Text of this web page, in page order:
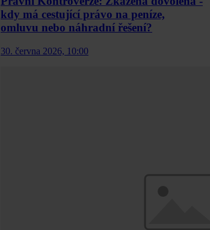
kdy má cestující právo na peníze,
omluvu nebo náhradní řešení?
30. června 2026, 10:00